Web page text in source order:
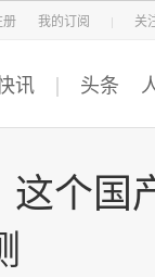
册 我的订阅 关
芯东西
讯 头条
个国